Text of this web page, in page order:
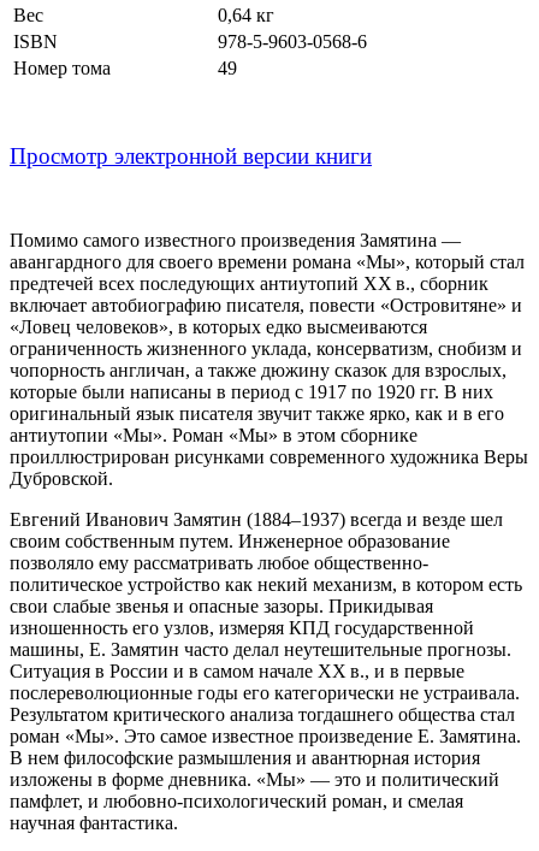
Вес
0,64 кг
ISBN
978-5-9603-0568-6
Номер тома
49
Просмотр электронной версии книги
Помимо самого известного произведения Замятина —
авангардного для своего времени романа «Мы», который стал
предтечей всех последующих антиутопий XX в., сборник
включает автобиографию писателя, повести «Островитяне» и
«Ловец человеков», в которых едко высмеиваются
ограниченность жизненного уклада, консерватизм, снобизм и
чопорность англичан, а также дюжину сказок для взрослых,
которые были написаны в период с 1917 по 1920 гг. В них
оригинальный язык писателя звучит также ярко, как и в его
антиутопии «Мы». Роман «Мы» в этом сборнике
проиллюстрирован рисунками современного художника Веры
Дубровской.
Евгений Иванович Замятин (1884–1937) всегда и везде шел
своим собственным путем. Инженерное образование
позволяло ему рассматривать любое общественно-
политическое устройство как некий механизм, в котором есть
свои слабые звенья и опасные зазоры. Прикидывая
изношенность его узлов, измеряя КПД государственной
машины, Е. Замятин часто делал неутешительные прогнозы.
Ситуация в России и в самом начале XX в., и в первые
послереволюционные годы его категорически не устраивала.
Результатом критического анализа тогдашнего общества стал
роман «Мы». Это самое известное произведение Е. Замятина.
В нем философские размышления и авантюрная история
изложены в форме дневника. «Мы» — это и политический
памфлет, и любовно-психологический роман, и смелая
научная фантастика.